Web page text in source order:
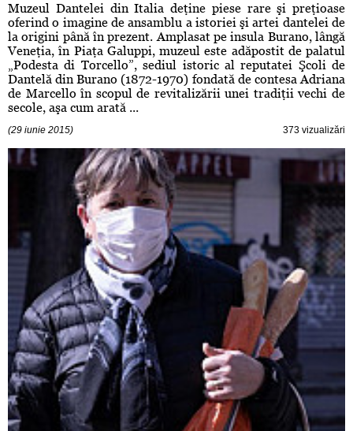
Muzeul Dantelei din Italia deţine piese rare şi preţioase
oferind o imagine de ansamblu a istoriei şi artei dantelei de
la origini până în prezent. Amplasat pe insula Burano, lângă
Veneţia, în Piaţa Galuppi, muzeul este adăpostit de palatul
„Podesta di Torcello”, sediul istoric al reputatei Şcoli de
Dantelă din Burano (1872-1970) fondată de contesa Adriana
de Marcello în scopul de revitalizării unei tradiţii vechi de
secole, aşa cum arată ...
(29 iunie 2015) 373 vizualizări